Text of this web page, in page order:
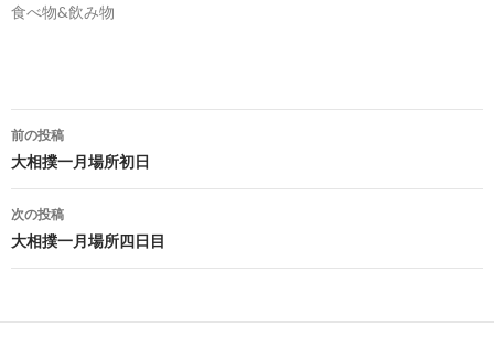
食べ物&飲み物
投
稿
ナ
ビ
ゲ
ー
前の投稿
大相撲一月場所初日
次の投稿
大相撲一月場所四日目